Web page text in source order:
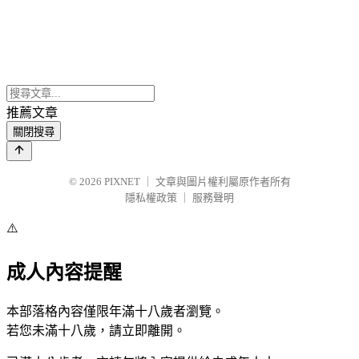
推薦文章
關閉搜尋
© 2026 PIXNET
文章與圖片權利屬原作者所有
隱私權政策
服務聲明
⚠️
成人內容提醒
本部落格內容僅限年滿十八歲者瀏覽。
若您未滿十八歲，請立即離開。